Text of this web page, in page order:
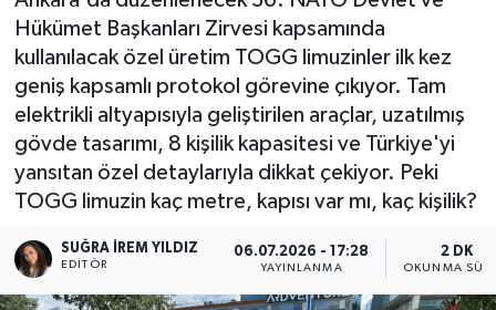
Hükümet Başkanları Zirvesi kapsamında
kullanılacak özel üretim TOGG limuzinler ilk kez
geniş kapsamlı protokol görevine çıkıyor. Tam
elektrikli altyapısıyla geliştirilen araçlar, uzatılmış
gövde tasarımı, 8 kişilik kapasitesi ve Türkiye'yi
yansıtan özel detaylarıyla dikkat çekiyor. Peki
TOGG limuzin kaç metre, kapısı var mı, kaç kişilik?
SUĞRA İREM YILDIZ
EDITÖR
06.07.2026 - 17:28
YAYINLANMA
2 DK
OKUNMA